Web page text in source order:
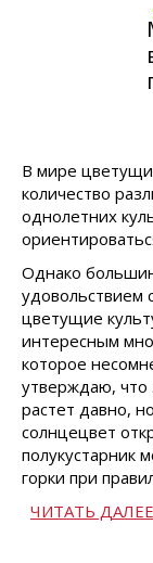
В мире
количество
однолетних
Однако
удовольствием
цветущие
интересным
которое
утверждаю, что
растет давно,
солнцецвет
полукустарник
горки при
ЧИТАТЬ ДАЛЕЕ